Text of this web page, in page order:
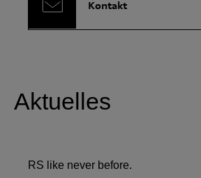
Kontakt
Aktuelles
RS like never before.